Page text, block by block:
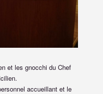
et les gnocchi du Chef
accueillant et le